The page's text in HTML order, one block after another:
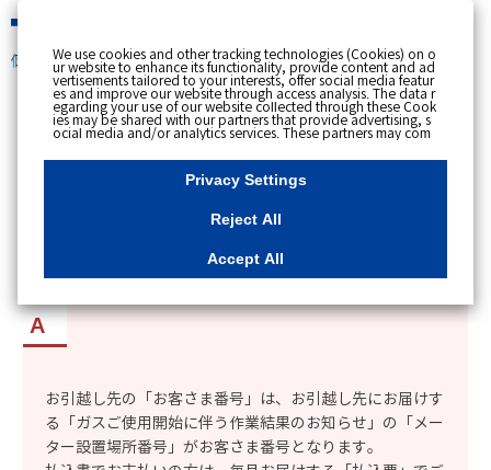
個人のお客さま
[ トップへ戻る ]
カテゴリー表示
更新日時 : 2025/03/18 10:39
引越し後の住所の新しい「お客さま番号」を知り
お引越し先の「お客さま番号」は、お引越し先にお届けす
る「ガスご使用開始に伴う作業結果のお知らせ」の「メー
ター設置場所番号」がお客さま番号となります。
We use cookies and other tracking technologies (Cookies) on o
ur website to enhance its functionality, provide content and ad
vertisements tailored to your interests, offer social media featur
es and improve our website through access analysis. The data r
egarding your use of our website collected through these Cook
ies may be shared with our partners that provide advertising, s
ocial media and/or analytics services. These partners may com
bine the data shared by us with other data that you have provi
ded to them or that they have collected from your use of their s
ervices or other websites to analyse and optimise advertisemen
ts delivered to you by businesses other than us on the internet.
essary Cookies, please click "Reject All". If you agree to the use
of all Cookies, please click "Accept All". To select your preferen
u can change your consent or rejection settings at any time by c
"Privacy Settings"button on this banner or through y
our browser's "Settings". For more information regarding the pr
site, please refer to the link below.Cookies DetailsPrivacy Polic
y
Privacy Settings
Reject All
Accept All